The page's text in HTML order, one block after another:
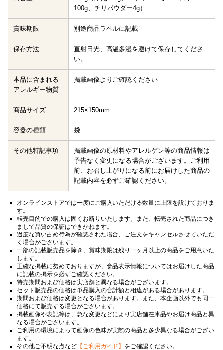
100g、チリパウダー4g）
賞味期限 別途商品ラベルに記載
保存方法
直射日光、高温多湿を避けて保存してくださ
い。
本品に含まれる
アレルギー物質
掲載画像よりご確認ください
商品サイズ 215×150mm
容器の種類 袋
その他特記事項
掲載画像の原材料やアレルゲン等の商品情報は
予告なく変更になる場合がございます。ご利用
前、お召し上がりになる前にお届けした商品の
記載内容を必ずご確認ください。
オンラインストアでは一度にご購入いただける数量に上限を設けておりま
す。
転売目的での購入は固くお断りいたします。また、転売された商品につき
まして品質の保証はできかねます。
過度な買い占め行為が確認された場合、ご注文をキャンセルさせていただ
く場合がございます。
一部の記載販売品を除き、賞味期限は残り一ヶ月以上の商品をご用意いた
します。
正確な掲載に努めておりますが、食品表示情報についてはお届けした商品
に記載の掲示を必ずご確認ください。
特売期間および価格は実店舗と異なる場合がございます。
セット販売品の価格は単品購入の合計額と相違がある場合があります。
期間および価格は変更となる場合があります。また、本企画以外でも同一
価格にて販売する場合がございます。
掲載画像や表記等は、急な変更などにより実店舗在庫品やお届け商品と異
なる場合がございます。
ご利用の環境によって画像の色味が実際の商品と多少異なる場合がござい
ます。
その他ご不明な点など 【ご利用ガイド】 をご確認ください。